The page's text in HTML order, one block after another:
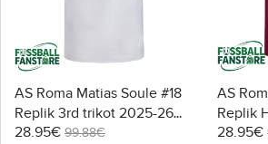
AS Roma Matias Soule #18
Replik 3rd trikot 2025-26
Kurzarm
28.95€ 99.88€
AS
Replik
28.95€